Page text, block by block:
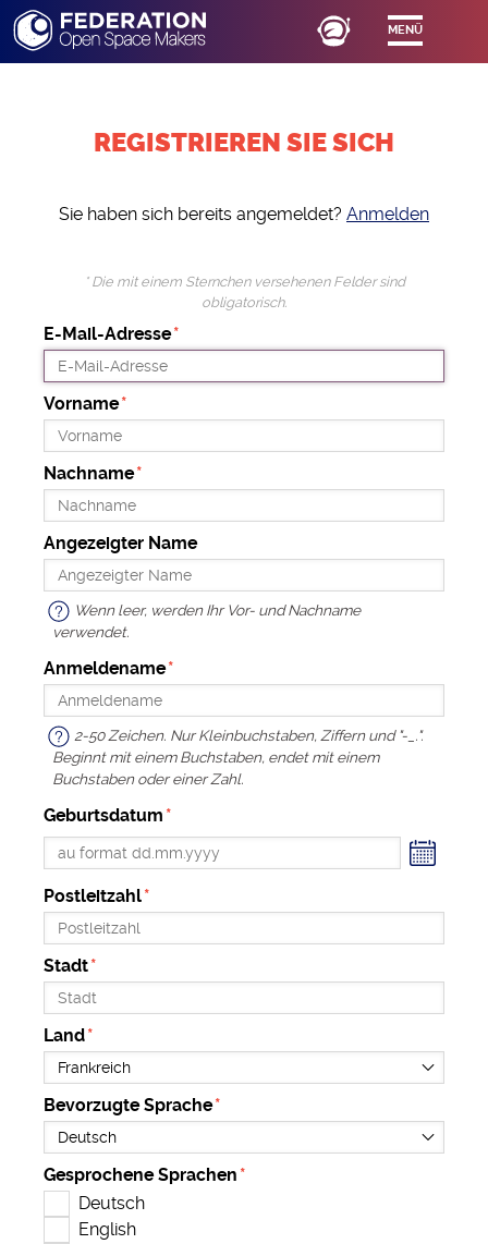
MENÜ
REGISTRIEREN SIE SICH
Sie haben sich bereits angemeldet? Anmelden
* Die mit einem Sternchen versehenen Felder sind
obligatorisch.
E-Mail-Adresse
Vorname
Nachname
Angezeigter Name
Wenn leer, werden Ihr Vor- und Nachname
verwendet.
Anmeldename
2-50 Zeichen. Nur Kleinbuchstaben, Ziffern und "-_.".
Beginnt mit einem Buchstaben, endet mit einem
Buchstaben oder einer Zahl.
Geburtsdatum
Postleitzahl
Stadt
Land
Bevorzugte Sprache
Gesprochene Sprachen
Deutsch
English